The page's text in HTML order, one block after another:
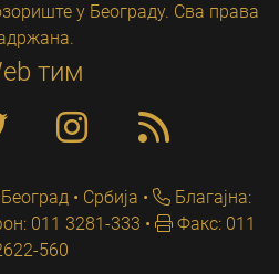
у Београду. Сва права
тим
• Србија
Благајна:
011 3281-333
Факс: 011
560